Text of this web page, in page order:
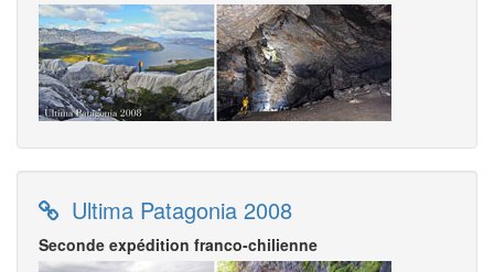
Ultima Patagonia 2008
Seconde expédition franco-chilienne